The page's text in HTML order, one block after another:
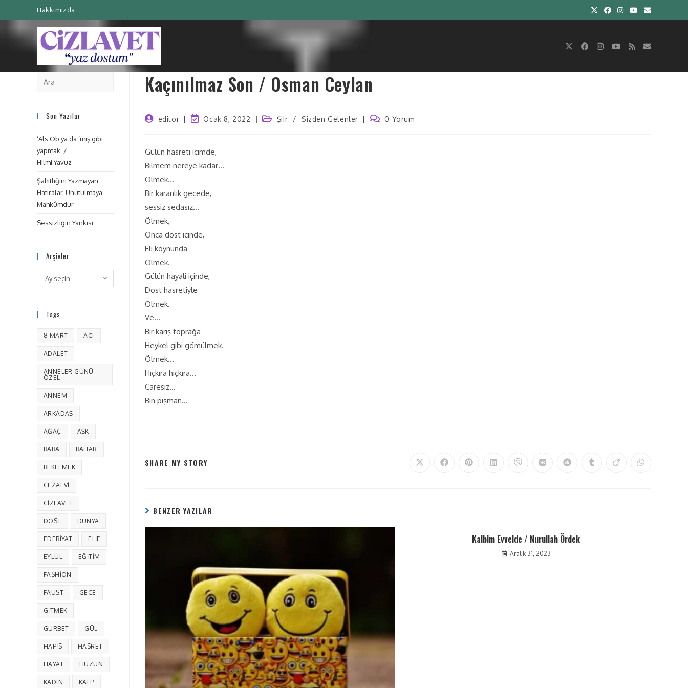
Hakkımızda
Kaçınılmaz Son / Osman Ceylan
editor Ocak 8, 2022 Şiir / Sizden Gelenler 0 Yorum
Gülün hasreti içimde,
Bilmem nereye kadar…
Ölmek…
Bir karanlık gecede,
sessiz sedasız…
Ölmek,
Onca dost içinde,
Eli koynunda
Ölmek.
Gülün hayali içinde,
Dost hasretiyle
Ölmek.
Ve…
Bir karış toprağa
Heykel gibi gömülmek.
Ölmek…
Hıçkıra hıçkıra…
Çaresiz…
Bin pişman…
SHARE MY STORY
BENZER YAZILAR
Kalbim Evvelde / Nurullah Ördek
Aralık 31, 2023
Son Yazılar
‘Als Ob ya da ‘mış gibi
yapmak’ /
Hilmi Yavuz
Şahitliğini Yazmayan
Hatıralar, Unutulmaya
Mahkûmdur
Sessizliğin Yankısı
Arşivler
Ay seçin
Tags
8 MART ACI
ADALET
ANNELER GÜNÜ
ÖZEL
ANNEM
ARKADAŞ
AĞAÇ AŞK
BABA BAHAR
BEKLEMEK
CEZAEVI
CIZLAVET
DOST DÜNYA
EDEBIYAT ELIF
EYLÜL EĞITIM
FASHION
FAUST GECE
GITMEK
GURBET GÜL
HAPIS HASRET
HAYAT HÜZÜN
KADIN KALP